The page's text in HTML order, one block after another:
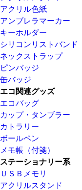
アクリル色紙
アンブレラマーカー
キーホルダー
シリコンリストバンド
ネックストラップ
ピンバッジ
缶バッジ
エコ関連グッズ
エコバッグ
カップ・タンブラー
カトラリー
ボールペン
メモ帳（付箋）
ステーショナリー系
ＵＳＢメモリ
アクリルスタンド